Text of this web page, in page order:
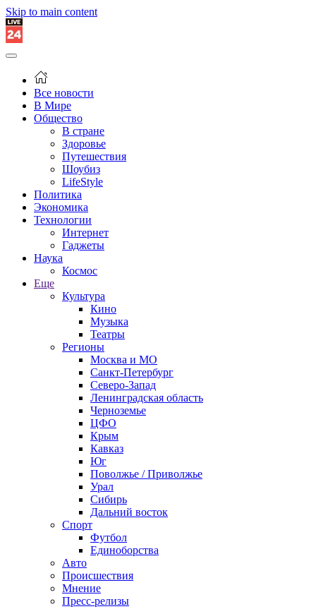
Skip to main content
Все новости
В Мире
Общество
В стране
Здоровье
Путешествия
Шоубиз
LifeStyle
Политика
Экономика
Технологии
Интернет
Гаджеты
Наука
Космос
Еще
Культура
Кино
Музыка
Театры
Регионы
Москва и МО
Санкт-Петербург
Северо-Запад
Ленинградская область
Черноземье
ЦФО
Крым
Кавказ
Юг
Поволжье / Приволжье
Урал
Сибирь
Дальний восток
Спорт
Футбол
Единоборства
Авто
Происшествия
Мнение
Пресс-релизы